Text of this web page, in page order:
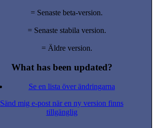
= Senaste beta-version.
= Senaste stabila version.
= Äldre version.
What has been updated?
Se en lista över ändringarna
Sänd mig e-post när en ny version finns
tillgänglig